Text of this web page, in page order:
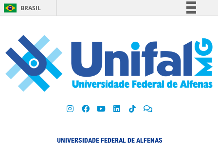
BRASIL
Participe
Acesso à informação
Legislação
UNIVERSIDADE FEDERAL DE ALFENAS